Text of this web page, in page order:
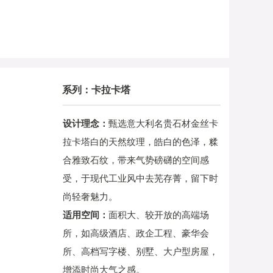
系列：卡拉卡塔
设计理念： 甄选意大利名贵石材金丝卡
拉卡塔白的天然纹理，皓白的色泽，糅
合雅致石纹，带来气势磅礴的空间感
受，于现代工业风中去芜存菁，留下时
尚轻奢魅力。
适用空间： 面积大、较开放的高端场
所，如高级酒店、政企工程、豪华会
所、高档写字楼、别墅、大户型房屋，
增添时尚大气之感。